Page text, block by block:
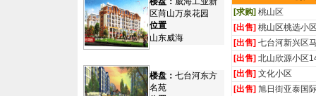
区苘山万泉花园
位置
山东威海
楼盘： 七台河东方
名苑
[求购] 桃山区
[出售] 桃山区桃选小
[出售] 七台河新兴区
[出售] 北山欣源小区
[出售] 文化小区
[出售] 旭日街亚泰国